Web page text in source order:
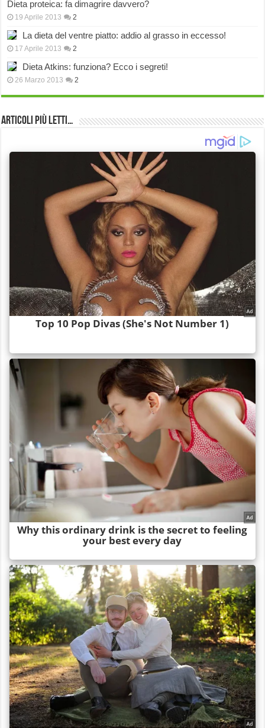
Dieta proteica: fa dimagrire davvero?
19 Aprile 2013 2
La dieta del ventre piatto: addio al grasso in eccesso!
17 Aprile 2013 2
Dieta Atkins: funziona? Ecco i segreti!
26 Marzo 2013 2
Articoli più Letti…